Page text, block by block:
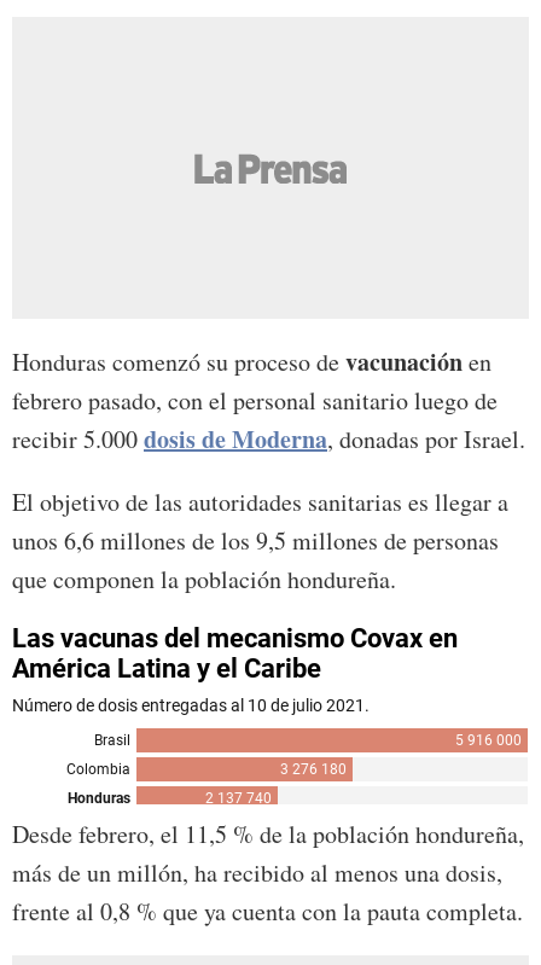
Honduras comenzó su proceso devacunaciónen
febrero pasado, con el personal sanitario luego de
recibir 5.000dosis de Moderna, donadas por Israel.
El objetivo de las autoridades sanitarias es llegar a
unos 6,6 millones de los 9,5 millones de personas
que componen la población hondureña.
Desde febrero, el 11,5 % de la población hondureña,
más de un millón, ha recibido al menos una dosis,
frente al 0,8 % que ya cuenta con la pauta completa.